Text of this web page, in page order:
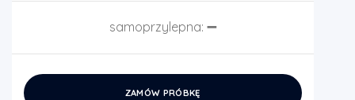
samoprzylepna: ➖
ZAMÓW PRÓBKĘ